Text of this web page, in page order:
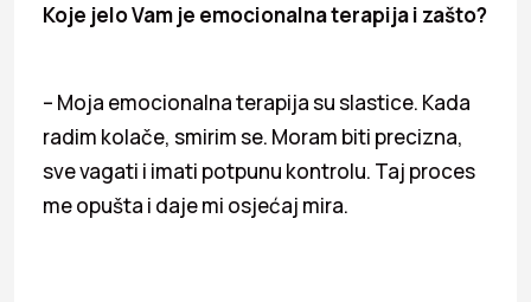
Koje jelo Vam je emocionalna terapija i zašto?
– Moja emocionalna terapija su slastice. Kada
radim kolače, smirim se. Moram biti precizna,
sve vagati i imati potpunu kontrolu. Taj proces
me opušta i daje mi osjećaj mira.